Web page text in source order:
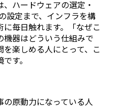
ハードウェアの選定・
設定まで、インフラを構
毎日触れます。「なぜこ
機器はどういう仕組みで
楽しめる人にとって、こ
す。
原動力になっている人